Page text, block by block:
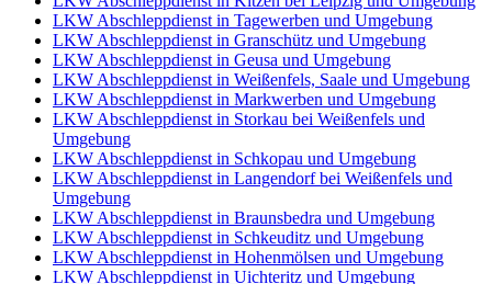
LKW Abschleppdienst in Tagewerben und Umgebung
LKW Abschleppdienst in Granschütz und Umgebung
LKW Abschleppdienst in Geusa und Umgebung
LKW Abschleppdienst in Weißenfels, Saale und Umgebung
LKW Abschleppdienst in Markwerben und Umgebung
LKW Abschleppdienst in Storkau bei Weißenfels und
Umgebung
LKW Abschleppdienst in Schkopau und Umgebung
LKW Abschleppdienst in Langendorf bei Weißenfels und
Umgebung
LKW Abschleppdienst in Braunsbedra und Umgebung
LKW Abschleppdienst in Schkeuditz und Umgebung
LKW Abschleppdienst in Hohenmölsen und Umgebung
LKW Abschleppdienst in Uichteritz und Umgebung